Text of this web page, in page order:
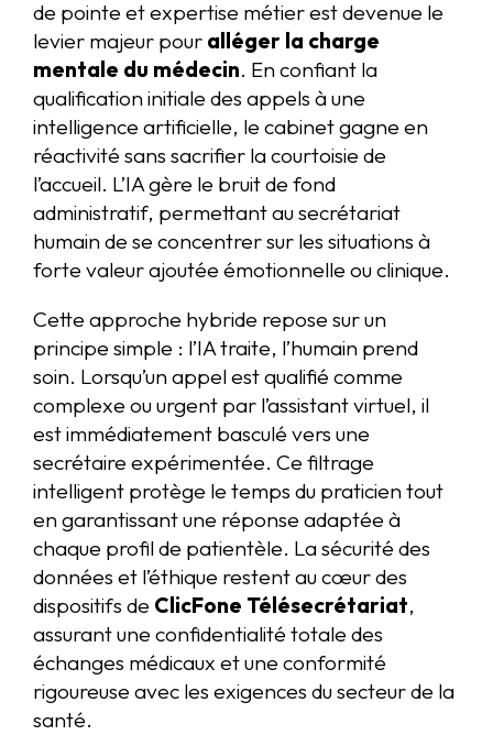
de pointe et expertise métier est devenue le
levier majeur pour alléger la charge
mentale du médecin. En confiant la
qualification initiale des appels à une
intelligence artificielle, le cabinet gagne en
réactivité sans sacrifier la courtoisie de
l’accueil. L’IA gère le bruit de fond
administratif, permettant au secrétariat
humain de se concentrer sur les situations à
forte valeur ajoutée émotionnelle ou clinique.
Cette approche hybride repose sur un
principe simple : l’IA traite, l’humain prend
soin. Lorsqu’un appel est qualifié comme
complexe ou urgent par l’assistant virtuel, il
est immédiatement basculé vers une
secrétaire expérimentée. Ce filtrage
intelligent protège le temps du praticien tout
en garantissant une réponse adaptée à
chaque profil de patientèle. La sécurité des
données et l’éthique restent au cœur des
dispositifs de ClicFone Télésecrétariat,
assurant une confidentialité totale des
échanges médicaux et une conformité
rigoureuse avec les exigences du secteur de la
santé.